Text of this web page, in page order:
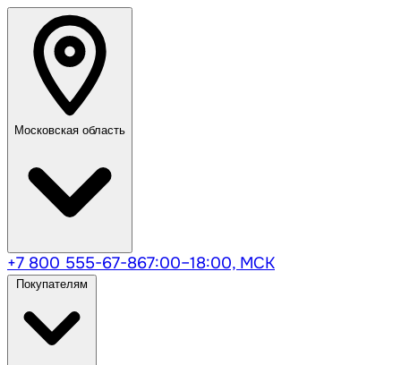
Московская область
+7 800 555-67-867:00–18:00, МСК